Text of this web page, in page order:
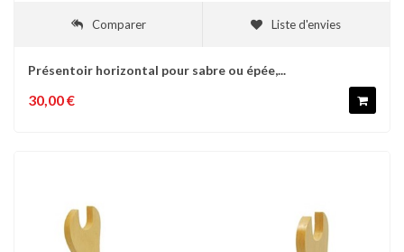
Comparer Liste d'envies
Présentoir horizontal pour sabre ou épée,...
30,00 €